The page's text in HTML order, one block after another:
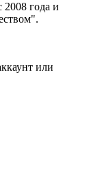
года и
или